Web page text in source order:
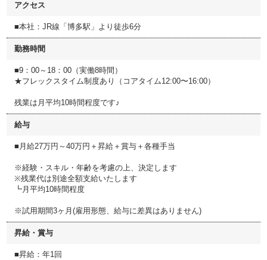
アクセス
■本社：JR線「博多駅」より徒歩6分
勤務時間
■9：00～18：00（実働8時間）
★フレックスタイム制度あり（コアタイム12:00〜16:00）
残業は月平均10時間程度です♪
給与
■月給27万円～40万円＋昇給＋賞与＋各種手当
※経験・スキル・年齢を考慮の上、決定します
※残業代は別途全額支給いたします
┗月平均10時間程度
※試用期間3ヶ月(雇用形態、給与に差異はありません)
昇給・賞与
■昇給：年1回